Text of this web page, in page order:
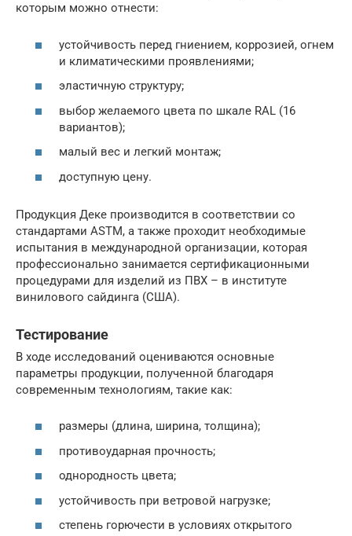
которым можно отнести:
устойчивость перед гниением, коррозией, огнем
и климатическими проявлениями;
эластичную структуру;
выбор желаемого цвета по шкале RAL (16
вариантов);
малый вес и легкий монтаж;
доступную цену.
Продукция Деке производится в соответствии со
стандартами ASTM, а также проходит необходимые
испытания в международной организации, которая
профессионально занимается сертификационными
процедурами для изделий из ПВХ – в институте
винилового сайдинга (США).
Тестирование
В ходе исследований оцениваются основные
параметры продукции, полученной благодаря
современным технологиям, такие как:
размеры (длина, ширина, толщина);
противоударная прочность;
однородность цвета;
устойчивость при ветровой нагрузке;
степень горючести в условиях открытого